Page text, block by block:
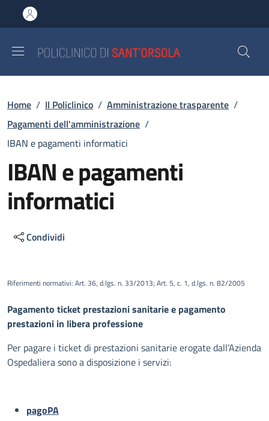
al contenuto principale
to footer content
Briciole di pane
Home / Il Policlinico / Amministrazione trasparente /
Pagamenti dell'amministrazione /
IBAN e pagamenti informatici
IBAN e pagamenti
informatici
Condividi
Descrizione
Riferimenti normativi: Art. 36, d.lgs. n. 33/2013; Art. 5, c. 1, d.lgs. n. 82/2005
Pagamento ticket prestazioni sanitarie e pagamento
prestazioni in libera professione
Per pagare i ticket di prestazioni sanitarie erogate dall’Azienda
Ospedaliera sono a disposizione i servizi:
pagoPA